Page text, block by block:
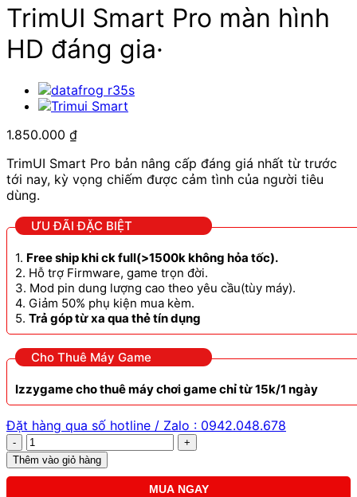
TrimUI Smart Pro màn hình
HD đáng gia·
1.850.000 ₫
TrimUI Smart Pro bản nâng cấp đáng giá nhất từ trước
tới nay, kỳ vọng chiếm được cảm tình của người tiêu
dùng.
ƯU ĐÃI ĐẶC BIỆT
1. Free ship khi ck full(>1500k không hỏa tốc).
2. Hỗ trợ Firmware, game trọn đời.
3. Mod pin dung lượng cao theo yêu cầu(tùy máy).
4. Giảm 50% phụ kiện mua kèm.
5. Trả góp từ xa qua thẻ tín dụng
Cho Thuê Máy Game
Izzygame cho thuê máy chơi game chỉ từ 15k/1 ngày
Đặt hàng qua số hotline / Zalo : 0942.048.678
TrimUI
Smart
Pro
Thêm vào giỏ hàng
MUA NGAY